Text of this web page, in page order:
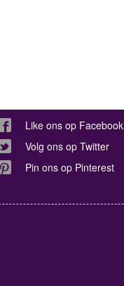
Like ons op Facebook
Volg ons op Twitter
Pin ons op Pinterest